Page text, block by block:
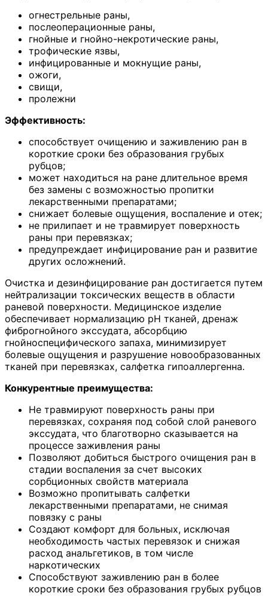
огнестрельные раны,
послеоперационные раны,
гнойные и гнойно-некротические раны,
трофические язвы,
инфицированные и мокнущие раны,
ожоги,
свищи,
пролежни
Эффективность:
способствует очищению и заживлению ран в
короткие сроки без образования грубых
рубцов;
может находиться на ране длительное время
без замены с возможностью пропитки
лекарственными препаратами;
снижает болевые ощущения, воспаление и отек;
не прилипает и не травмирует поверхность
раны при перевязках;
предупреждает инфицирование ран и развитие
других осложнений.
Очистка и дезинфицирование ран достигается путем
нейтрализации токсических веществ в области
раневой поверхности. Медицинское изделие
обеспечивает нормализацию pH тканей, дренаж
фиброгнойного экссудата, абсорбцию
гнойноспецифического запаха, минимизирует
болевые ощущения и разрушение новообразованных
тканей при перевязках, салфетка гипоаллергенна.
Конкурентные преимущества:
Не травмируют поверхность раны при
перевязках, сохраняя под собой слой раневого
экссудата, что благотворно сказывается на
процессе заживления раны
Позволяют добиться быстрого очищения ран в
стадии воспаления за счет высоких
сорбционных свойств материала
Возможно пропитывать салфетки
лекарственными препаратами, не снимая
повязку с раны
Создают комфорт для больных, исключая
необходимость частых перевязок и снижая
расход анальгетиков, в том числе
наркотических
Способствуют заживлению ран в более
короткие сроки без образования грубых рубцов